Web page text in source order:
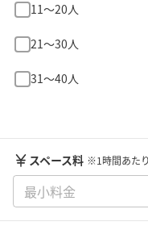
11〜20人
21〜30人
31〜40人
スペース料 ※1時間あたり